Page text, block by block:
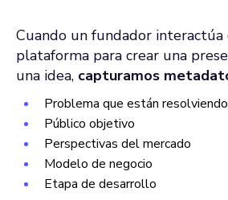
Cuando un fundador interactúa
plataforma para crear una
una idea, capturamos
Problema que están resolviendo
Público objetivo
Perspectivas del mercado
Modelo de negocio
Etapa de desarrollo